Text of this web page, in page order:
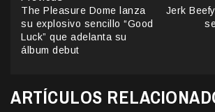
Reading
The Pleasure Dome lanza
su explosivo sencillo “Good
Luck” que adelanta su
álbum debut
Jerk
ARTÍCULOS